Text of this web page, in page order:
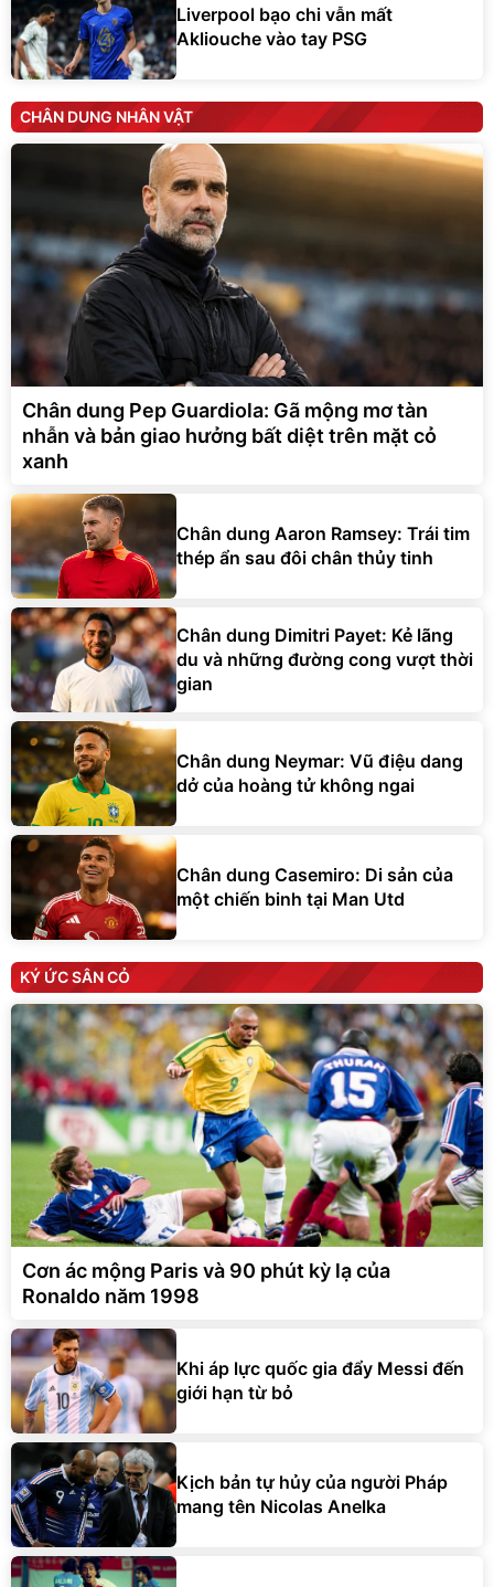
Liverpool bạo chi vẫn mất
Akliouche vào tay PSG
CHÂN DUNG NHÂN VẬT
Chân dung Pep Guardiola: Gã mộng mơ tàn
nhẫn và bản giao hưởng bất diệt trên mặt cỏ
xanh
Chân dung Aaron Ramsey: Trái tim
thép ẩn sau đôi chân thủy tinh
Chân dung Dimitri Payet: Kẻ lãng
du và những đường cong vượt thời
gian
Chân dung Neymar: Vũ điệu dang
dở của hoàng tử không ngai
Chân dung Casemiro: Di sản của
một chiến binh tại Man Utd
KÝ ỨC SÂN CỎ
Cơn ác mộng Paris và 90 phút kỳ lạ của
Ronaldo năm 1998
Khi áp lực quốc gia đẩy Messi đến
giới hạn từ bỏ
Kịch bản tự hủy của người Pháp
mang tên Nicolas Anelka